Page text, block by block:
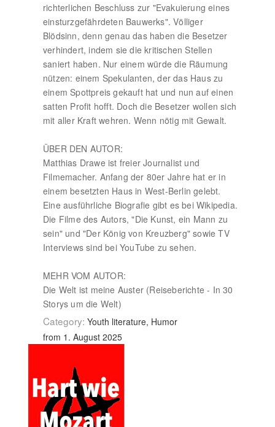
richterlichen Beschluss zur "Evakuierung eines
einsturzgefährdeten Bauwerks". Völliger
Blödsinn, denn genau das haben die Besetzer
verhindert, indem sie die kritischen Stellen
saniert haben. Nur einem würde die Räumung
nützen: einem Spekulanten, der das Haus zu
einem Spottpreis gekauft hat und nun auf einen
satten Profit hofft. Doch die Besetzer wollen sich
mit aller Kraft wehren. Wenn nötig mit Gewalt.
ÜBER DEN AUTOR:
Matthias Drawe ist freier Journalist und
Filmemacher. Anfang der 80er Jahre hat er in
einem besetzten Haus in West-Berlin gelebt.
Eine ausführliche Biografie gibt es bei Wikipedia.
Die Filme des Autors, "Die Kunst, ein Mann zu
sein" und "Der König von Kreuzberg" sowie TV
Interviews sind bei YouTube zu sehen.
MEHR VOM AUTOR:
Die Welt ist meine Auster (Reiseberichte - In 30
Storys um die Welt)
Category: Youth literature, Humor
from 1. August 2025